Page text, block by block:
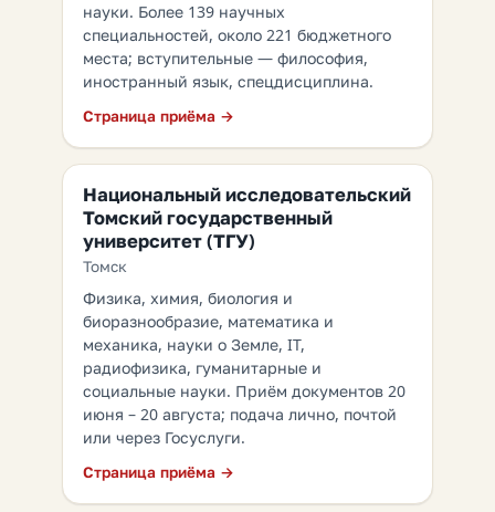
науки. Более 139 научных
специальностей, около 221 бюджетного
места; вступительные — философия,
иностранный язык, спецдисциплина.
Страница приёма →
Национальный исследовательский
Томский государственный
университет (ТГУ)
Томск
Физика, химия, биология и
биоразнообразие, математика и
механика, науки о Земле, IT,
радиофизика, гуманитарные и
социальные науки. Приём документов 20
июня – 20 августа; подача лично, почтой
или через Госуслуги.
Страница приёма →